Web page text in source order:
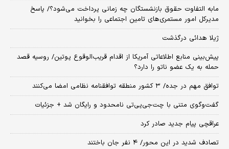
مابه التفاوت حقوق بازنشستگان چه زمانی پرداخت می‌شود؟/ پاسخ
مدیرکل امور مستمری‌های تامین اجتماعی را بخوانید
ژیلا هدائی درگذشت
پیش‌بینی منابع اطلاعاتی آمریکا از اقدام قریب‌الوقوع پوتین/ روسیه قصد
حمله به یک عضو ناتو را دارد؟
توافق مهم در جده/ ۳ کشور منطقه توافقنامه نظامی امضا می‌کنند
گفت‌وگوی متنی با چت‌جی‌پی‌تی نامحدود و رایگان شد + جزئیات
عراقچی پیام جدید صادر کرد
تصادف شدید در این محور/ ۴ نفر جان باختند